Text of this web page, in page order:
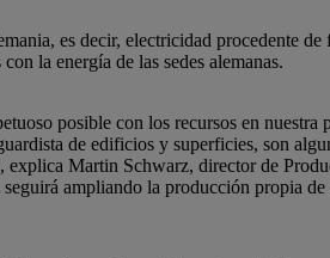
es decir, electricidad procedente de
la energía de las sedes alemanas.
posible con los recursos en nuestra
de edificios y superficies, son
Martin Schwarz, director de
ampliando la producción propia